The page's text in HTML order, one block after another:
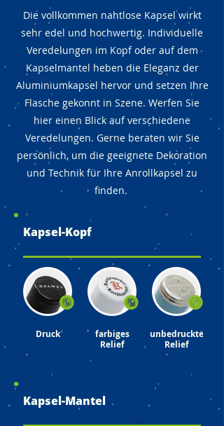
Die vollkommen nahtlose Kapsel wirkt
sehr edel und hochwertig. Individuelle
Veredelungen im Kopf oder auf dem
Kapselmantel heben die Eleganz der
Aluminiumkapsel hervor und setzen Ihre
Flasche gekonnt in Szene. Werfen Sie
hier einen Blick auf verschiedene
Veredelungen. Gerne beraten wir Sie
persönlich, um die geeignete Dekoration
und Technik für Ihre Anrollkapsel zu
finden.
Kapsel-Kopf
Druck
farbiges
Relief
unbedrucktes
Relief
Kapsel-Mantel